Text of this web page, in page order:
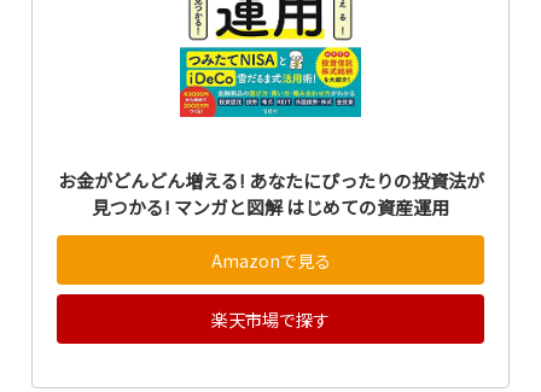
お金がどんどん増える! あなたにぴったりの投資法が
見つかる! マンガと図解 はじめての資産運用
Amazonで見る
楽天市場で探す